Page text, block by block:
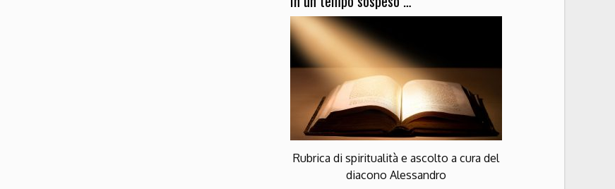
Rubrica di spiritualità e ascolto a cura del
diacono Alessandro